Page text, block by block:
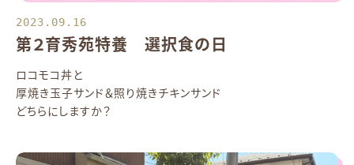
2023.09.16
第２育秀苑特養 選択食の日
ロコモコ丼と
厚焼き玉子サンド＆照り焼きチキンサンド
どちらにしますか？